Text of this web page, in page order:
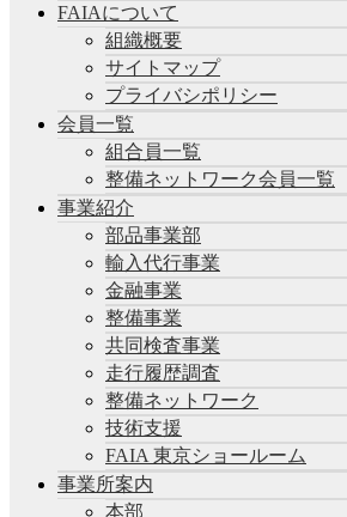
FAIAについて
組織概要
サイトマップ
プライバシポリシー
会員一覧
組合員一覧
整備ネットワーク会員一覧
事業紹介
部品事業部
輸入代行事業
金融事業
整備事業
共同検査事業
走行履歴調査
整備ネットワーク
技術支援
FAIA 東京ショールーム
事業所案内
本部